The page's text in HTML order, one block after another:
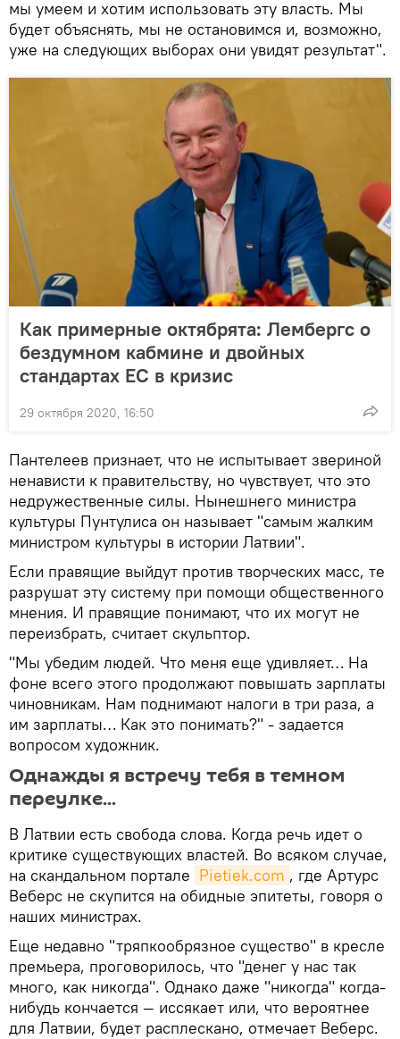
мы умеем и хотим использовать эту власть. Мы
будет объяснять, мы не остановимся и, возможно,
уже на следующих выборах они увидят результат".
Как примерные октябрята: Лембергс о
бездумном кабмине и двойных
стандартах ЕС в кризис
29 октября 2020, 16:50
Пантелеев признает, что не испытывает звериной
ненависти к правительству, но чувствует, что это
недружественные силы. Нынешнего министра
культуры Пунтулиса он называет "самым жалким
министром культуры в истории Латвии".
Если правящие выйдут против творческих масс, те
разрушат эту систему при помощи общественного
мнения. И правящие понимают, что их могут не
переизбрать, считает скульптор.
"Мы убедим людей. Что меня еще удивляет… На
фоне всего этого продолжают повышать зарплаты
чиновникам. Нам поднимают налоги в три раза, а
им зарплаты… Как это понимать?" - задается
вопросом художник.
Однажды я встречу тебя в темном
переулке...
В Латвии есть свобода слова. Когда речь идет о
критике существующих властей. Во всяком случае,
на скандальном портале Pietiek.com , где Артурс
Веберс не скупится на обидные эпитеты, говоря о
наших министрах.
Еще недавно "тряпкообрязное существо" в кресле
премьера, проговорилось, что "денег у нас так
много, как никогда". Однако даже "никогда" когда-
нибудь кончается — иссякает или, что вероятнее
для Латвии, будет расплескано, отмечает Веберс.